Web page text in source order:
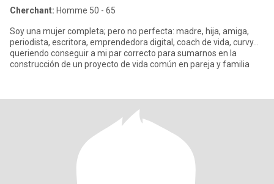
Cherchant: Homme 50 - 65
Soy una mujer completa; pero no perfecta: madre, hija, amiga,
periodista, escritora, emprendedora digital, coach de vida, curvy...
queriendo conseguir a mi par correcto para sumarnos en la
construcción de un proyecto de vida común en pareja y familia